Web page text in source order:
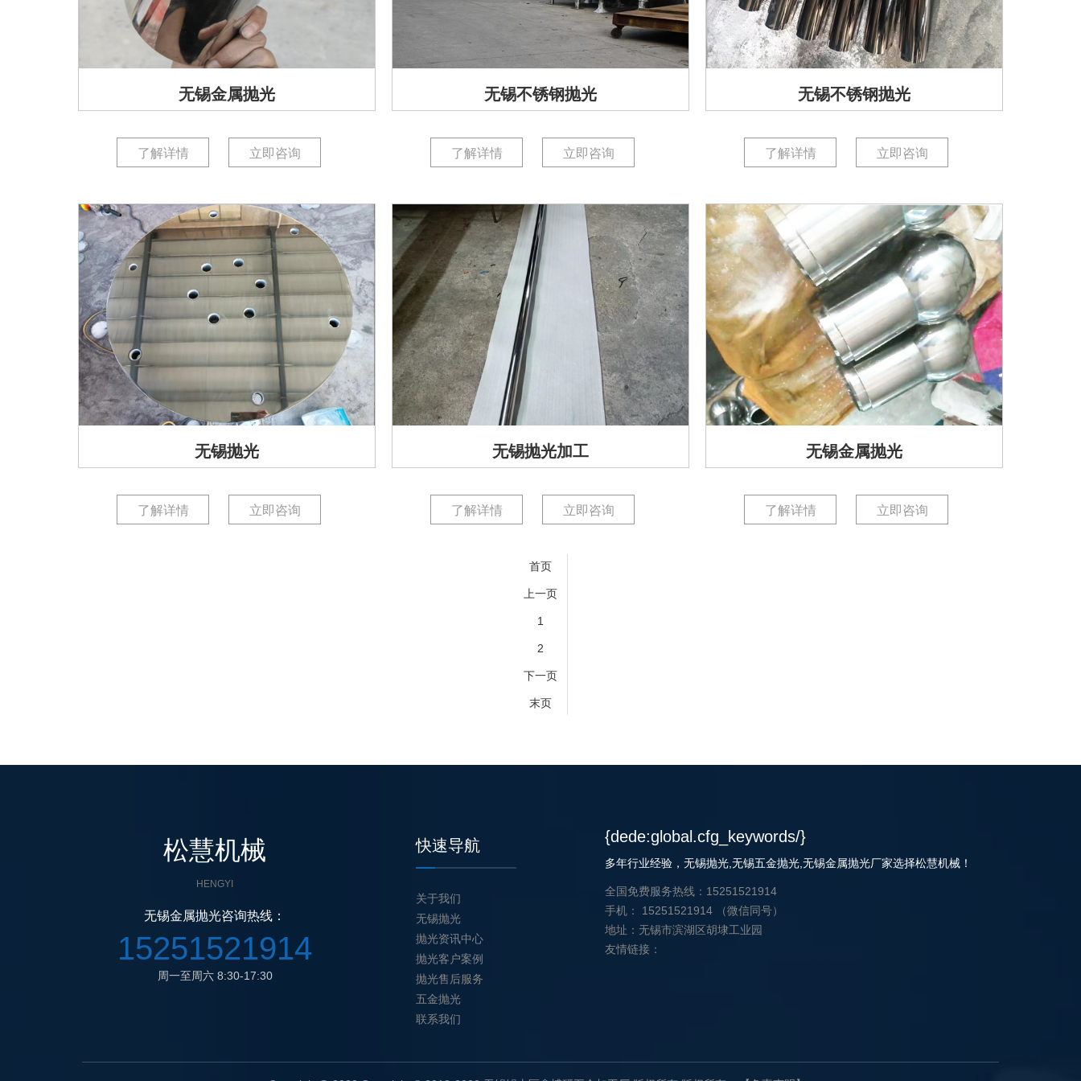
无锡金属抛光
了解详情 立即咨询
无锡不锈钢抛光
了解详情 立即咨询
无锡不锈钢抛光
了解详情 立即咨询
无锡抛光
了解详情 立即咨询
无锡抛光加工
了解详情 立即咨询
无锡金属抛光
了解详情 立即咨询
首页
上一页
1
2
下一页
末页
松慧机械
HENGYI
无锡金属抛光咨询热线：
15251521914
周一至周六 8:30-17:30
快速导航
关于我们
无锡抛光
抛光资讯中心
抛光客户案例
抛光售后服务
五金抛光
联系我们
{dede:global.cfg_keywords/}
多年行业经验， 无锡抛光 无锡五金抛光 无锡金属抛光厂家选择松慧机械！
全国免费服务热线：15251521914
手机： 15251521914 （微信同号）
地址：无锡市滨湖区胡埭工业园
友情链接：